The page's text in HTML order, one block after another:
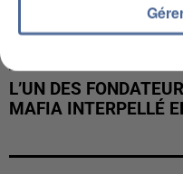
L’UN DES
MAFIA INTERPELLÉ